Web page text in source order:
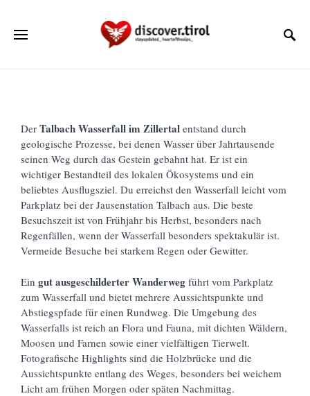
Der Talbach Wasserfall im Zillertal entstand durch
geologische Prozesse, bei denen Wasser über Jahrtausende
seinen Weg durch das Gestein gebahnt hat. Er ist ein
wichtiger Bestandteil des lokalen Ökosystems und ein
beliebtes Ausflugsziel. Du erreichst den Wasserfall leicht vom
Parkplatz bei der Jausenstation Talbach aus. Die beste
Besuchszeit ist von Frühjahr bis Herbst, besonders nach
Regenfällen, wenn der Wasserfall besonders spektakulär ist.
Vermeide Besuche bei starkem Regen oder Gewitter.
Ein gut ausgeschilderter Wanderweg führt vom Parkplatz
zum Wasserfall und bietet mehrere Aussichtspunkte und
Abstiegspfade für einen Rundweg. Die Umgebung des
Wasserfalls ist reich an Flora und Fauna, mit dichten Wäldern,
Moosen und Farnen sowie einer vielfältigen Tierwelt.
Fotografische Highlights sind die Holzbrücke und die
Aussichtspunkte entlang des Weges, besonders bei weichem
Licht am frühen Morgen oder späten Nachmittag.